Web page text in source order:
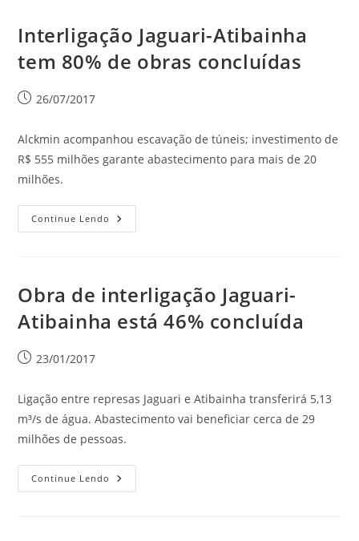
Interligação Jaguari-Atibainha
tem 80% de obras concluídas
26/07/2017
Alckmin acompanhou escavação de túneis; investimento de
R$ 555 milhões garante abastecimento para mais de 20
milhões.
Continue Lendo
Obra de interligação Jaguari-
Atibainha está 46% concluída
23/01/2017
Ligação entre represas Jaguari e Atibainha transferirá 5,13
m³/s de água. Abastecimento vai beneficiar cerca de 29
milhões de pessoas.
Continue Lendo